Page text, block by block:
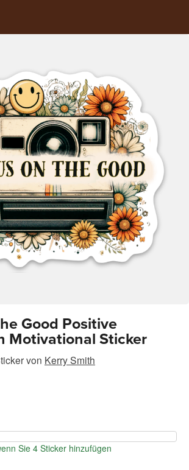
Good Positive
Motivational Sticker
von Kerry Smith
Sie 4 Sticker hinzufügen